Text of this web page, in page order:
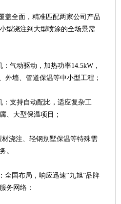
全面，精准匹配两家公司产品
型浇注到大型喷涂的全场景需
气动驱动，加热功率14.5kW，
外墙、管道保温等中小型工程；
支持自动配比，适应复杂工
、大型保温项目；
浇注、轻钢别墅保温等特殊需
。
国布局，响应迅速“九旭”品牌
务网络：